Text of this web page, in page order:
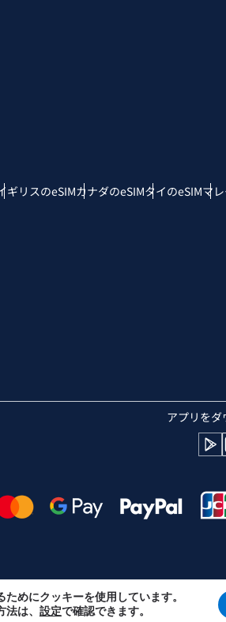
ギリスのeSIMカナダのeSIMタイのeSIMマ
アプリをダ
ム ILS - イスラエル新シェケル
めにクッキーを使用しています。
は、 設定で確認できます。